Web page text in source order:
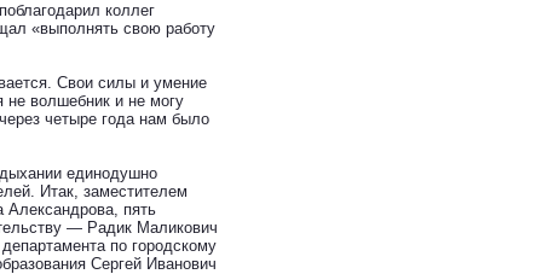
коллег
«выполнять свою работу
Свои силы и умение
не волшебник и не могу
четыре года нам было
единодушно
Итак, заместителем
Александрова, пять
— Радик Маликович
по городскому
Сергей Иванович